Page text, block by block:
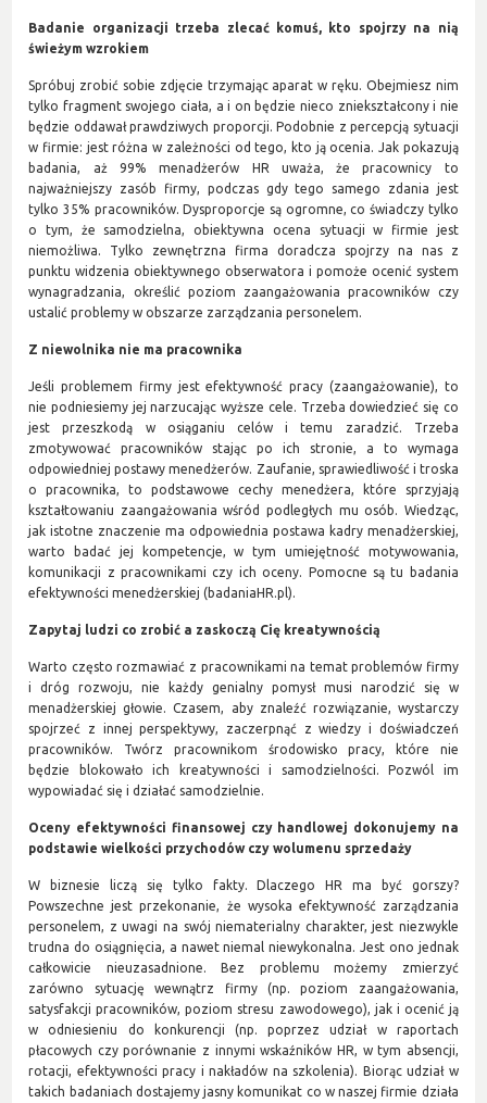
Badanie organizacji trzeba zlecać komuś, kto spojrzy na nią
świeżym wzrokiem
Spróbuj zrobić sobie zdjęcie trzymając aparat w ręku. Obejmiesz nim
tylko fragment swojego ciała, a i on będzie nieco zniekształcony i nie
będzie oddawał prawdziwych proporcji. Podobnie z percepcją sytuacji
w firmie: jest różna w zależności od tego, kto ją ocenia. Jak pokazują
badania, aż 99% menadżerów HR uważa, że pracownicy to
najważniejszy zasób firmy, podczas gdy tego samego zdania jest
tylko 35% pracowników. Dysproporcje są ogromne, co świadczy tylko
o tym, że samodzielna, obiektywna ocena sytuacji w firmie jest
niemożliwa. Tylko zewnętrzna firma doradcza spojrzy na nas z
punktu widzenia obiektywnego obserwatora i pomoże ocenić system
wynagradzania, określić poziom zaangażowania pracowników czy
ustalić problemy w obszarze zarządzania personelem.
Z niewolnika nie ma pracownika
Jeśli problemem firmy jest efektywność pracy (zaangażowanie), to
nie podniesiemy jej narzucając wyższe cele. Trzeba dowiedzieć się co
jest przeszkodą w osiąganiu celów i temu zaradzić. Trzeba
zmotywować pracowników stając po ich stronie, a to wymaga
odpowiedniej postawy menedżerów. Zaufanie, sprawiedliwość i troska
o pracownika, to podstawowe cechy menedżera, które sprzyjają
kształtowaniu zaangażowania wśród podległych mu osób. Wiedząc,
jak istotne znaczenie ma odpowiednia postawa kadry menadżerskiej,
warto badać jej kompetencje, w tym umiejętność motywowania,
komunikacji z pracownikami czy ich oceny. Pomocne są tu badania
efektywności menedżerskiej (badaniaHR.pl).
Zapytaj ludzi co zrobić a zaskoczą Cię kreatywnością
Warto często rozmawiać z pracownikami na temat problemów firmy
i dróg rozwoju, nie każdy genialny pomysł musi narodzić się w
menadżerskiej głowie. Czasem, aby znaleźć rozwiązanie, wystarczy
spojrzeć z innej perspektywy, zaczerpnąć z wiedzy i doświadczeń
pracowników. Twórz pracownikom środowisko pracy, które nie
będzie blokowało ich kreatywności i samodzielności. Pozwól im
wypowiadać się i działać samodzielnie.
Oceny efektywności finansowej czy handlowej dokonujemy na
podstawie wielkości przychodów czy wolumenu sprzedaży
W biznesie liczą się tylko fakty. Dlaczego HR ma być gorszy?
Powszechne jest przekonanie, że wysoka efektywność zarządzania
personelem, z uwagi na swój niematerialny charakter, jest niezwykle
trudna do osiągnięcia, a nawet niemal niewykonalna. Jest ono jednak
całkowicie nieuzasadnione. Bez problemu możemy zmierzyć
zarówno sytuację wewnątrz firmy (np. poziom zaangażowania,
satysfakcji pracowników, poziom stresu zawodowego), jak i ocenić ją
w odniesieniu do konkurencji (np. poprzez udział w raportach
płacowych czy porównanie z innymi wskaźników HR, w tym absencji,
rotacji, efektywności pracy i nakładów na szkolenia). Biorąc udział w
takich badaniach dostajemy jasny komunikat co w naszej firmie działa